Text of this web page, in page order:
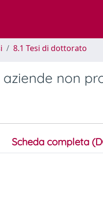
8.1 Tesi di dottorato
non
Scheda completa